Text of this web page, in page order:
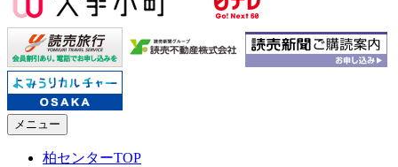
メニュー
柏センターTOP